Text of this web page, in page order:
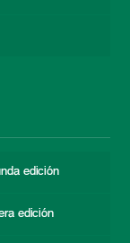
edición
edición